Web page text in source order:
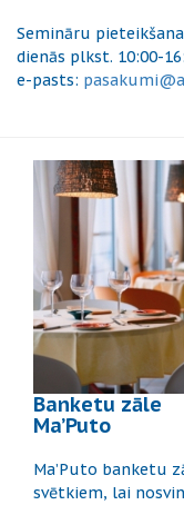
Semināru
dienās plkst. 10:00-
e-pasts:
Banketu zāle
Ma’Puto
Ma’Puto banketu
svētkiem, lai